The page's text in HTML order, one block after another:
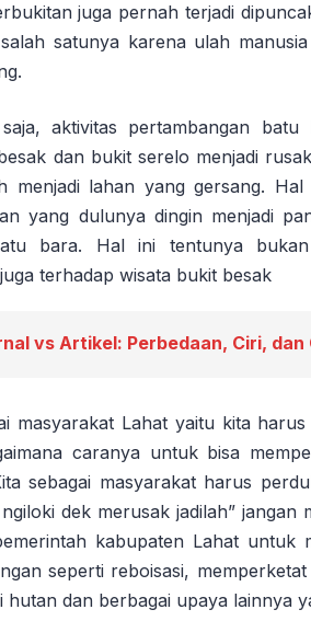
juga pernah terjadi
satunya karena ulah
aktivitas pertambangan
dan bukit serelo menjadi
menjadi lahan yang gersang.
yang dulunya dingin menjadi
bara. Hal ini tentunya
terhadap wisata bukit besak
vs Artikel: Perbedaan, Ciri, dan
masyarakat Lahat yaitu kita
caranya untuk bisa
sebagai masyarakat harus
dek merusak jadilah” jangan
kabupaten Lahat untuk
seperti reboisasi,
hutan dan berbagai upaya lainnya